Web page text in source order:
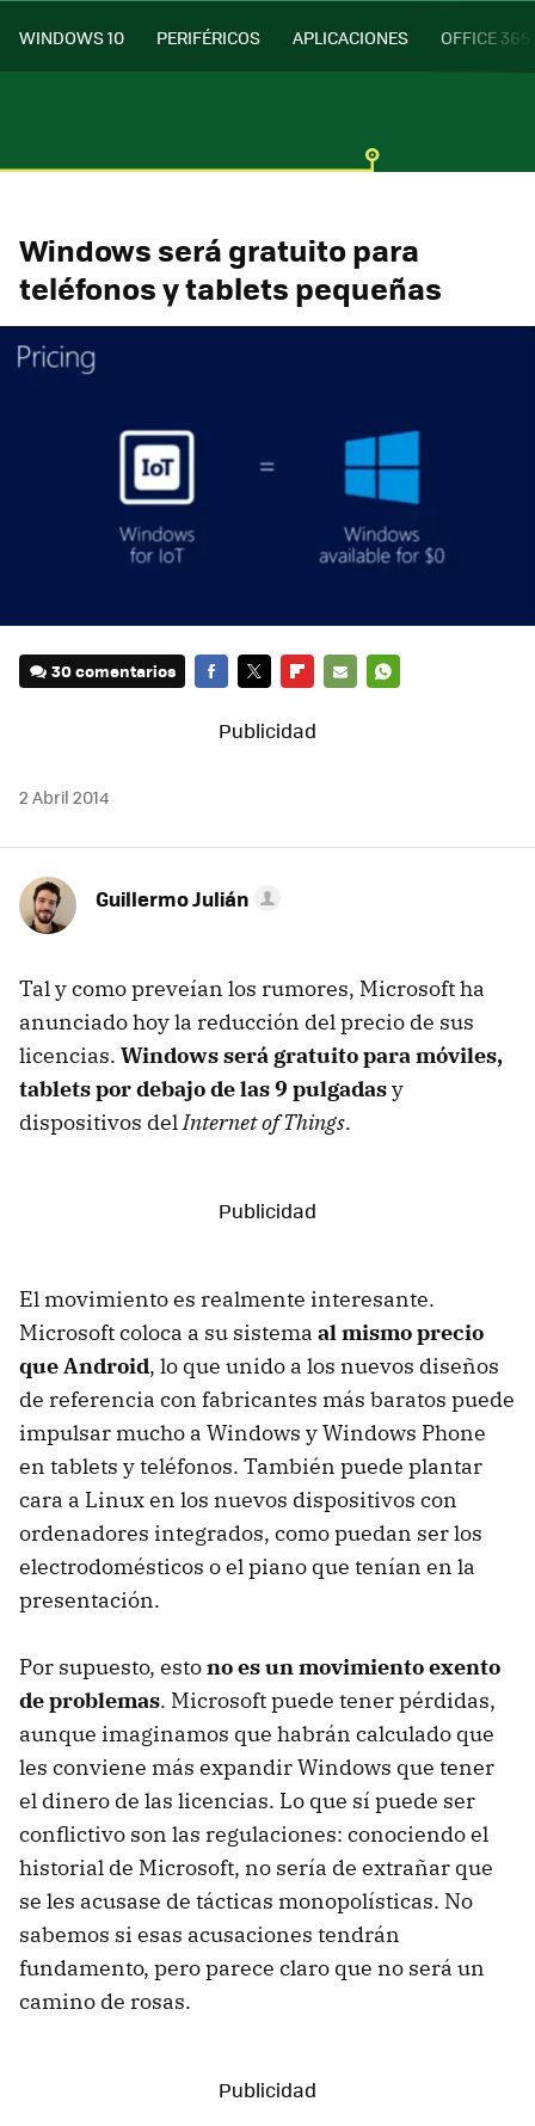
WINDOWS 10 PERIFÉRICOS APLICACIONES OFFICE 365
Windows será gratuito para
teléfonos y tablets pequeñas
30 comentarios
2 Abril 2014
Guillermo Julián
Tal y como preveían los rumores, Microsoft ha
anunciado hoy la reducción del precio de sus
licencias. Windows será gratuito para móviles,
tablets por debajo de las 9 pulgadasy
dispositivos delInternet of Things.
El movimiento es realmente interesante.
Microsoft coloca a su sistema al mismo precio
que Android, lo que unido a los nuevos diseños
de referencia con fabricantes más baratos puede
impulsar mucho a Windows y Windows Phone
en tablets y teléfonos. También puede plantar
cara a Linux en los nuevos dispositivos con
ordenadores integrados, como puedan ser los
electrodomésticos o el piano que tenían en la
presentación.
Por supuesto, estono es un movimiento exento
de problemas. Microsoft puede tener pérdidas,
aunque imaginamos que habrán calculado que
les conviene más expandir Windows que tener
el dinero de las licencias. Lo que sí puede ser
conflictivo son las regulaciones: conociendo el
historial de Microsoft, no sería de extrañar que
se les acusase de tácticas monopolísticas. No
sabemos si esas acusaciones tendrán
fundamento, pero parece claro que no será un
camino de rosas.